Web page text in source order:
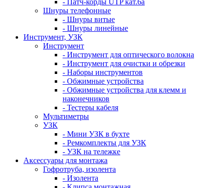
- Патч-корды UTP кат.6а
Шнуры телефонные
- Шнуры витые
- Шнуры линейные
Инструмент, УЗК
Инструмент
- Инструмент для оптического волокна
- Инструмент для очистки и обрезки
- Наборы инструментов
- Обжимные устройства
- Обжимные устройства для клемм и
наконечников
- Тестеры кабеля
Мультиметры
УЗК
- Мини УЗК в бухте
- Ремкомплекты для УЗК
- УЗК на тележке
Аксессуары для монтажа
Гофротруба, изолента
- Изолента